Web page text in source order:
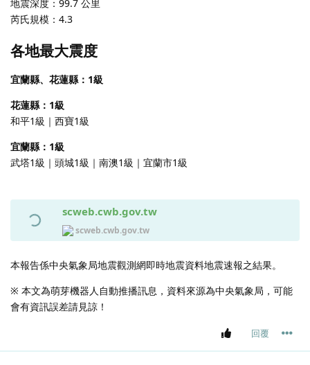
地震深度：99.7 公里
芮氏規模：4.3
各地最大震度
宜蘭縣、花蓮縣：1級
花蓮縣：1級
和平1級｜西寶1級
宜蘭縣：1級
武塔1級｜頭城1級｜南澳1級｜宜蘭市1級
scweb.cwb.gov.tw
scweb.cwb.gov.tw
本報告係中央氣象局地震觀測網即時地震資料地震速報之結果。
※ 本文為萌芽機器人自動推播訊息，資料來源為中央氣象局，可能
會有資訊誤差請見諒！
回覆